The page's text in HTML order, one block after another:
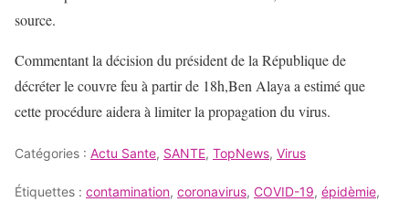
source.
Commentant la décision du président de la République de
décréter le couvre feu à partir de 18h,Ben Alaya a estimé que
cette procédure aidera à limiter la propagation du virus.
Catégories : Actu Sante, SANTE, TopNews, Virus
Étiquettes : contamination, coronavirus, COVID-19, épidèmie,